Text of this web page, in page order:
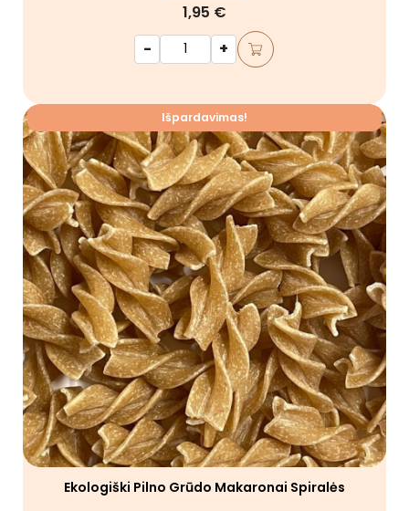
1,95 €
-
+
Ekologiški Pilno Grūdo Makaronai Spiralės
Išpardavimas!